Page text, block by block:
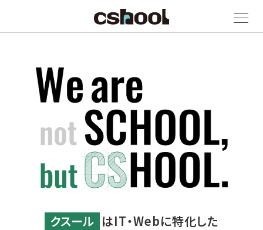
クスール はIT・Webに特化した